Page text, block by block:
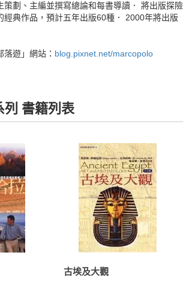
策劃、主編並撰寫總論和每書導讀． 將出版探險
經典作品，預計五年出版60種． 2000年將出版
遊」網站： blog.pixnet.net/marcopolo
列 書籍列表
古埃及大觀